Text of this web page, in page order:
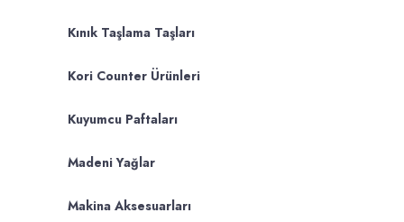
Kınık Taşlama Taşları
Kori Counter Ürünleri
Kuyumcu Paftaları
Madeni Yağlar
Makina Aksesuarları